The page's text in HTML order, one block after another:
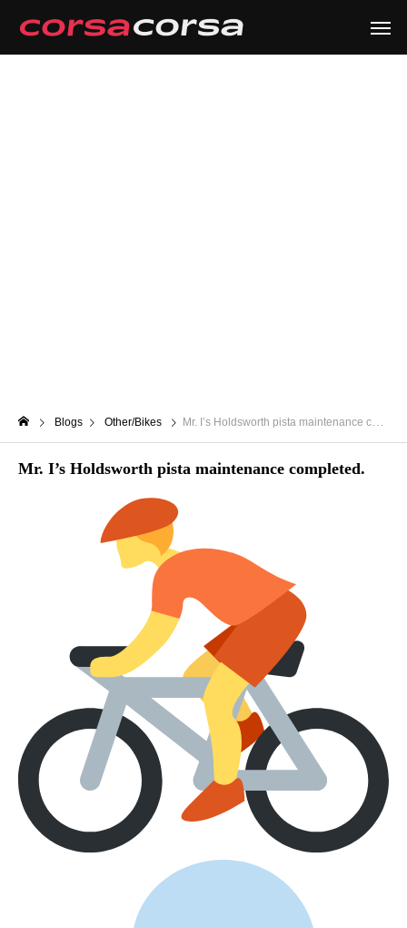
Blogs Other/Bikes Mr. I’s Holdsworth pista maintenance completed.
Mr. I’s Holdsworth pista maintenance completed.